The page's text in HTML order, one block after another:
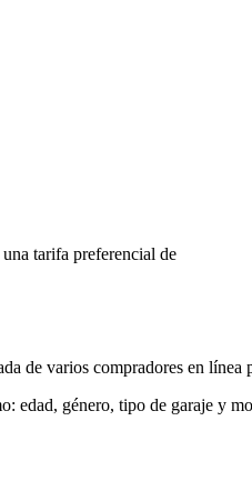
una tarifa preferencial de
de varios compradores en línea
edad, género, tipo de garaje y